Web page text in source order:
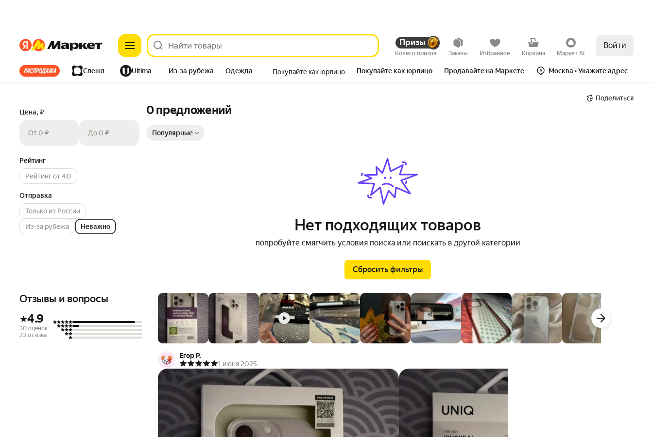
ЯндексЯндекс Призы
Колесо призов Заказы Избранное Корзина Маркет AI
Войти
Все хиты Спешл Ultima Из-за рубежа Одежда Покупайте как юрлицо Покупайте как юрлицо Продавайте на Маркете Москва • Укажите адрес
Поделиться
Цена, ₽
От 0 ₽ До 0 ₽
Рейтинг
Рейтинг от 4.0
Отправка
Только из России
Из-за рубежа
Неважно
0 предложений
Популярные
Нет подходящих товаров
попробуйте смягчить условия поиска или поискать в другой категории
Сбросить фильтры
Отзывы и вопросы
4.9
30 оценок
23 отзыва
Егор Р.
1 июня 2025